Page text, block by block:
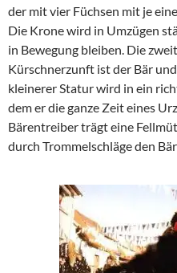
der mit vier Füchsen mit je
Die Krone wird in Umzügen
in Bewegung bleiben. Die
Kürschnerzunft ist der Bär
kleinerer Statur wird in ein
dem er die ganze Zeit eines
Bärentreiber trägt eine
durch Trommelschläge den